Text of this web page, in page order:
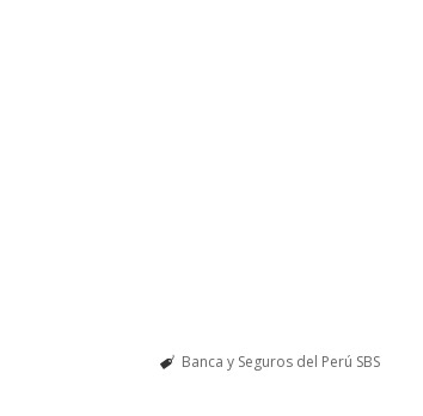
Banca y Seguros del Perú SBS